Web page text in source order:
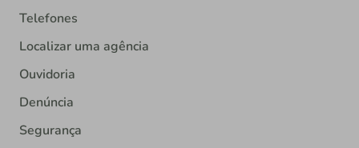
Telefones
Localizar uma agência
Ouvidoria
Denúncia
Segurança